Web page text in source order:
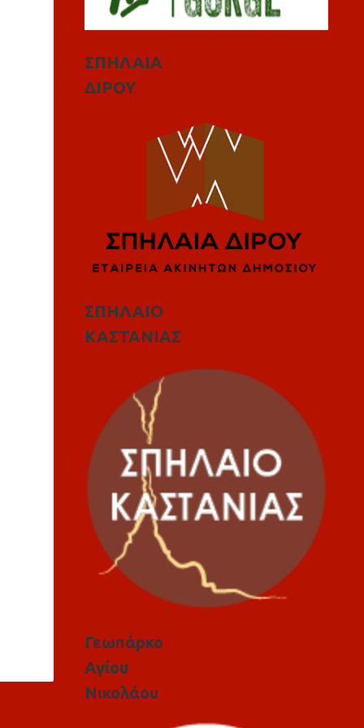
ΣΠΗΛΑΙΑ
ΔΙΡΟΥ
ΣΠΗΛΑΙΟ
ΚΑΣΤΑΝΙΑΣ
Γεωπάρκο
Αγίου
Νικολάου